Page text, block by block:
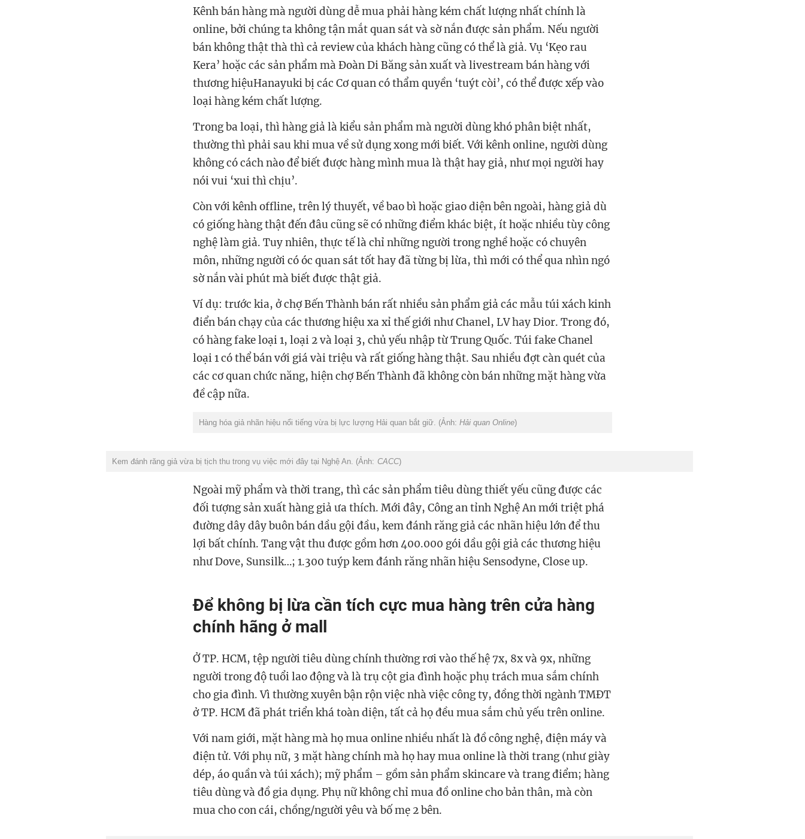
Kênh bán hàng mà người dùng dễ mua phải hàng kém chất lượng nhất chính là
online, bởi chúng ta không tận mắt quan sát và sờ nắn được sản phẩm. Nếu người
bán không thật thà thì cả review của khách hàng cũng có thể là giả. Vụ ‘Kẹo rau
Kera’ hoặc các sản phẩm mà Đoàn Di Băng sản xuất và livestream bán hàng với
thương hiệuHanayuki bị các Cơ quan có thẩm quyền ‘tuýt còi’, có thể được xếp vào
loại hàng kém chất lượng.
Trong ba loại, thì hàng giả là kiểu sản phẩm mà người dùng khó phân biệt nhất,
thường thì phải sau khi mua về sử dụng xong mới biết. Với kênh online, người dùng
không có cách nào để biết được hàng mình mua là thật hay giả, như mọi người hay
nói vui ‘xui thì chịu’.
Còn với kênh offline, trên lý thuyết, về bao bì hoặc giao diện bên ngoài, hàng giả dù
có giống hàng thật đến đâu cũng sẽ có những điểm khác biệt, ít hoặc nhiều tùy công
nghệ làm giả. Tuy nhiên, thực tế là chỉ những người trong nghề hoặc có chuyên
môn, những người có óc quan sát tốt hay đã từng bị lừa, thì mới có thể qua nhìn ngó
sờ nắn vài phút mà biết được thật giả.
Ví dụ: trước kia, ở chợ Bến Thành bán rất nhiều sản phẩm giả các mẫu túi xách kinh
điển bán chạy của các thương hiệu xa xỉ thế giới như Chanel, LV hay Dior. Trong đó,
có hàng fake loại 1, loại 2 và loại 3, chủ yếu nhập từ Trung Quốc. Túi fake Chanel
loại 1 có thể bán với giá vài triệu và rất giống hàng thật. Sau nhiều đợt càn quét của
các cơ quan chức năng, hiện chợ Bến Thành đã không còn bán những mặt hàng vừa
đề cập nữa.
Hàng hóa giả nhãn hiệu nổi tiếng vừa bị lực lượng Hải quan bắt giữ. (Ảnh: Hải quan Online)
Kem đánh răng giả vừa bị tịch thu trong vụ việc mới đây tại Nghệ An. (Ảnh: CACC)
Ngoài mỹ phẩm và thời trang, thì các sản phẩm tiêu dùng thiết yếu cũng được các
đối tượng sản xuất hàng giả ưa thích. Mới đây, Công an tỉnh Nghệ An mới triệt phá
đường dây dây buôn bán dầu gội đầu, kem đánh răng giả các nhãn hiệu lớn để thu
lợi bất chính. Tang vật thu được gồm hơn 400.000 gói dầu gội giả các thương hiệu
như Dove, Sunsilk…; 1.300 tuýp kem đánh răng nhãn hiệu Sensodyne, Close up.
Để không bị lừa cần tích cực mua hàng trên cửa hàng
chính hãng ở mall
Ở TP. HCM, tệp người tiêu dùng chính thường rơi vào thế hệ 7x, 8x và 9x, những
người trong độ tuổi lao động và là trụ cột gia đình hoặc phụ trách mua sắm chính
cho gia đình. Vì thường xuyên bận rộn việc nhà việc công ty, đồng thời ngành TMĐT
ở TP. HCM đã phát triển khá toàn diện, tất cả họ đều mua sắm chủ yếu trên online.
Với nam giới, mặt hàng mà họ mua online nhiều nhất là đồ công nghệ, điện máy và
điện tử. Với phụ nữ, 3 mặt hàng chính mà họ hay mua online là thời trang (như giày
dép, áo quần và túi xách); mỹ phẩm – gồm sản phẩm skincare và trang điểm; hàng
tiêu dùng và đồ gia dụng. Phụ nữ không chỉ mua đồ online cho bản thân, mà còn
mua cho con cái, chồng/người yêu và bố mẹ 2 bên.